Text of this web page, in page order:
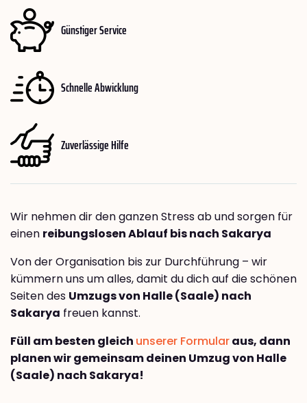
Günstiger Service
Schnelle Abwicklung
Zuverlässige Hilfe
Wir nehmen dir den ganzen Stress ab und sorgen für
einen reibungslosen Ablauf bis nach Sakarya
Von der Organisation bis zur Durchführung – wir
kümmern uns um alles, damit du dich auf die schönen
Seiten des Umzugs von Halle (Saale) nach
Sakarya freuen kannst.
Füll am besten gleich unserer Formularaus, dann
planen wir gemeinsam deinen Umzug von Halle
(Saale) nach Sakarya!